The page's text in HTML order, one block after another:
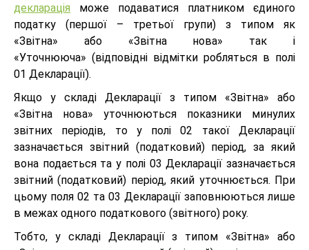
декларація може подаватися платником єдиного
податку (першої – третьої групи) з типом як
«Звітна» або «Звітна нова» так і
«Уточнююча» (відповідні відмітки робляться в полі
01 Декларації).
Якщо у складі Декларації з типом «Звітна» або
«Звітна нова» уточнюються показники минулих
звітних періодів, то у полі 02 такої Декларації
зазначається звітний (податковий) період, за який
вона подається та у полі 03 Декларації зазначається
звітний (податковий) період, який уточнюється. При
цьому поля 02 та 03 Декларації заповнюються лише
в межах одного податкового (звітного) року.
Тобто, у складі Декларації з типом «Звітна» або